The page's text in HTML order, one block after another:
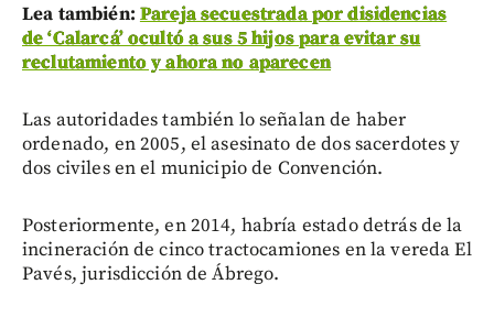
Lea también: Pareja secuestrada por disidencias
de ‘Calarcá’ ocultó a sus 5 hijos para evitar su
reclutamiento y ahora no aparecen
Las autoridades también lo señalan de haber
ordenado, en 2005, el asesinato de dos sacerdotes y
dos civiles en el municipio de Convención.
Posteriormente, en 2014, habría estado detrás de la
incineración de cinco tractocamiones en la vereda El
Pavés, jurisdicción de Ábrego.